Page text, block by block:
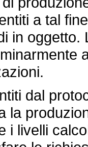
a tal
in
dal
la
i livelli